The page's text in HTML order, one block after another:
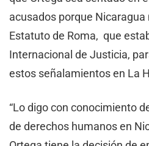
acusados porque Nicaragua
Estatuto de Roma, que
Internacional de Justicia,
estos señalamientos en La
“Lo digo con conocimiento
de derechos humanos en